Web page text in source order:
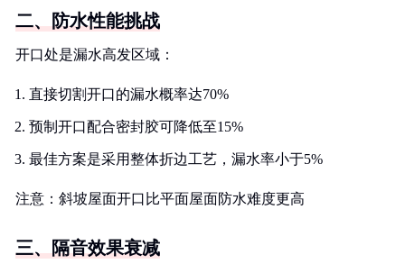
二、防水性能挑战
开口处是漏水高发区域：
直接切割开口的漏水概率达70%
预制开口配合密封胶可降低至15%
最佳方案是采用整体折边工艺，漏水率小于5%
注意：斜坡屋面开口比平面屋面防水难度更高
三、隔音效果衰减